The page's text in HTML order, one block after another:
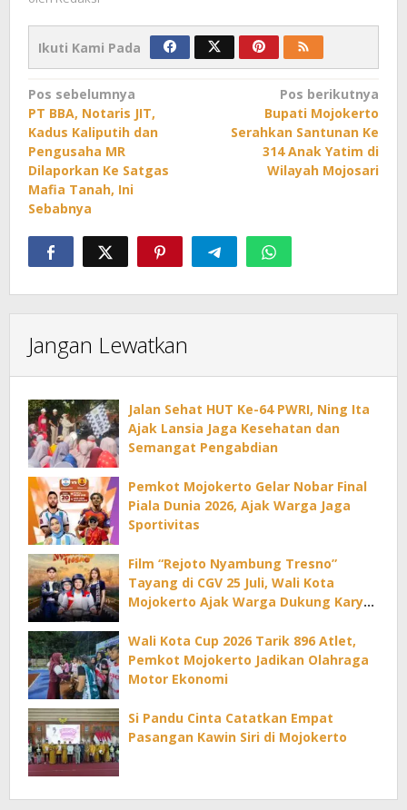
Ikuti Kami Pada
Navigasi
pos
Pos sebelumnya
PT BBA, Notaris JIT,
Kadus Kaliputih dan
Pengusaha MR
Dilaporkan Ke Satgas
Mafia Tanah, Ini
Sebabnya
Pos berikutnya
Bupati Mojokerto
Serahkan Santunan Ke
314 Anak Yatim di
Wilayah Mojosari
Jangan Lewatkan
Jalan Sehat HUT Ke-64 PWRI, Ning Ita
Ajak Lansia Jaga Kesehatan dan
Semangat Pengabdian
Pemkot Mojokerto Gelar Nobar Final
Piala Dunia 2026, Ajak Warga Jaga
Sportivitas
Film “Rejoto Nyambung Tresno”
Tayang di CGV 25 Juli, Wali Kota
Mojokerto Ajak Warga Dukung Karya
Wali Kota Cup 2026 Tarik 896 Atlet,
Pemkot Mojokerto Jadikan Olahraga
Motor Ekonomi
Si Pandu Cinta Catatkan Empat
Pasangan Kawin Siri di Mojokerto